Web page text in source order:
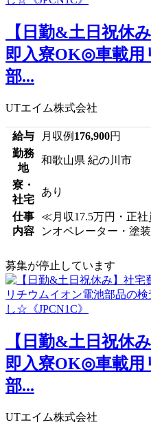
【日勤&土日祝休
即入寮OK◎車載用
部...
UTエイム株式会社
給与 月収例 176,900円
勤務
地
和歌山県 紀の川市
寮・
社宅
あり
仕事
内容
≪月収17.5万円・正
ンオペレーター・塗装
募集が停止しています
【日勤&土日祝休
即入寮OK◎車載用
部...
UTエイム株式会社